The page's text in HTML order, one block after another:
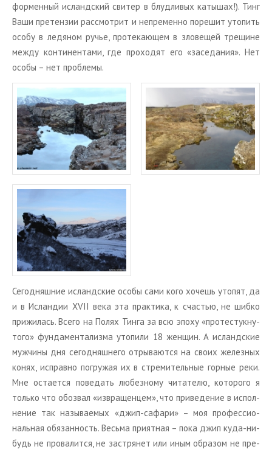
фор­мен­ный ис­ланд­ский сви­тер в блуд­ли­вых ка­ты­шах!). Тинг
Ваши пре­тен­зии рас­смот­рит и непре­мен­но по­ре­шит уто­пить
особу в ле­дя­ном ручье, про­те­ка­ю­щем в зло­ве­щей тре­щине
между кон­ти­нен­та­ми, где про­хо­дят его «за­се­да­ния». Нет
особы – нет про­бле­мы.
Се­го­дняш­ние ис­ланд­ские особы сами кого хо­чешь уто­пят, да
и в Ис­лан­дии XVII века эта прак­ти­ка, к сча­стью, не шибко
при­жи­лась. Всего на Полях Тинга за всю эпоху «про­те­стук­ну­
то­го» фун­да­мен­та­лиз­ма уто­пи­ли 18 жен­щин. А ис­ланд­ские
муж­чи­ны дня се­го­дняш­не­го от­ры­ва­ют­ся на своих же­лез­ных
конях, ис­прав­но по­гру­жая их в стре­ми­тель­ные гор­ные реки.
Мне оста­ет­ся по­ве­дать лю­без­но­му чи­та­те­лю, ко­то­ро­го я
толь­ко что обо­звал «из­вра­щен­цем», что при­ве­де­ние в ис­пол­
не­ние так на­зы­ва­е­мых «джип-са­фа­ри» – моя про­фес­си­о­
наль­ная обя­зан­ность. Весь­ма при­ят­ная – пока джип куда-ни­
будь не про­ва­лит­ся, не за­стря­нет или иным об­ра­зом не пре­